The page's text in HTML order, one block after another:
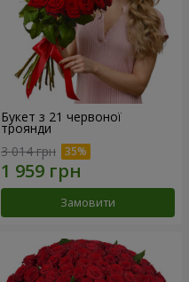
Букет з 21 червоної
троянди
3 014 грн
Замовити